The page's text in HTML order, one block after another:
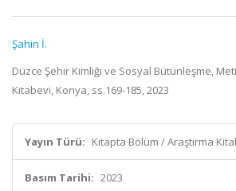
Şahin İ.
Düzce Şehir Kimliği ve Sosyal Bütünleşme,
Kitabevi, Konya, ss.169-185, 2023
Yayın Türü: Kitapta Bölüm / Araştırma
Basım Tarihi: 2023